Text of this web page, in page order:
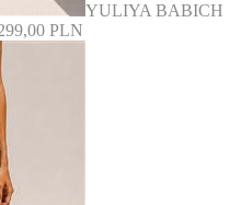
YULIYA BABICH
PLN